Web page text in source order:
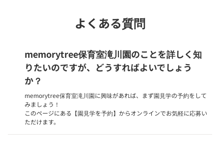
よくある質問
memorytree保育室滝川園のことを詳しく知
りたいのですが、どうすればよいでしょう
か？
memorytree保育室滝川園に興味があれば、まず園見学の予約をして
みましょう！
このページにある【園見学を予約】からオンラインでお気軽に応募い
ただけます。